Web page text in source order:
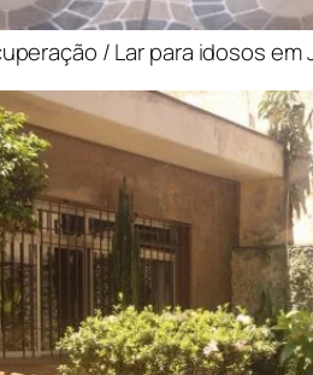
/ Lar para idosos em